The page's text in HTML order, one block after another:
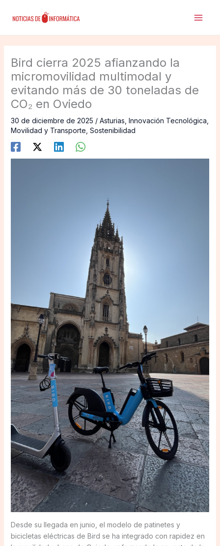
Bird cierra 2025 afianzando la
micromovilidad multimodal y
evitando más de 30 toneladas de
CO₂ en Oviedo
30 de diciembre de 2025 / Asturias Innovación Tecnológica
Movilidad y Transporte Sostenibilidad
Desde su llegada en junio, el modelo de patinetes y
bicicletas eléctricas de Bird se ha integrado con rapidez en